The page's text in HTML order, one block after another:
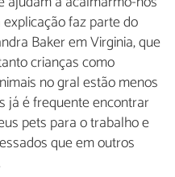
faz parte do
Baker em Virginia, que
crianças como
no gral estão menos
já é frequente encontrar
pets para o trabalho e
que em outros